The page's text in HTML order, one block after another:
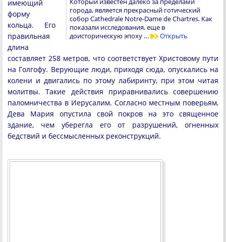
города, является прекрасный готический
собор Cathedrale Notre-Dame de Chartres. Как
показали исследования, еще в
доисторическую эпоху …
Открыть
имеющий
форму
кольца. Его
правильная
длина
составляет 258 метров, что соответствует Христовому пути
на Голгофу. Верующие люди, приходя сюда, опускались на
колени и двигались по этому лабиринту, при этом читая
молитвы. Такие действия приравнивались совершению
паломничества в Иерусалим. Согласно местным поверьям,
Дева Мария опустила свой покров на это священное
здание, чем уберегла его от разрушений, огненных
бедствий и бессмысленных реконструкций.